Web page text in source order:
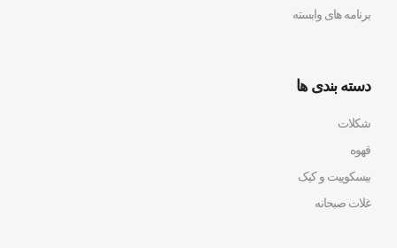
برنامه های وابسته
دسته بندی ها
شکلات
قهوه
بیسکوییت و کیک
غلات صبحانه